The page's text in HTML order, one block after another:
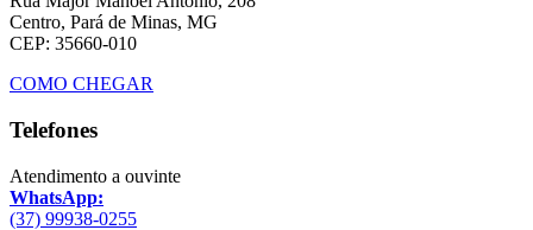
Centro, Pará de Minas, MG
CEP: 35660-010
COMO CHEGAR
Telefones
Atendimento a ouvinte
WhatsApp:
(37) 99938-0255